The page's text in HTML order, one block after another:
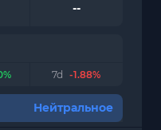
--
7d -1.88%
Нейтральное